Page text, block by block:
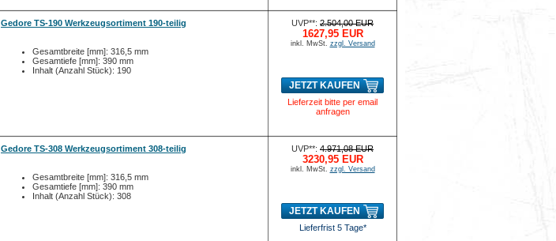
Gedore TS-190 Werkzeugsortiment 190-teilig
Gesamtbreite [mm]: 316,5 mm
Gesamtiefe [mm]: 390 mm
Inhalt (Anzahl Stück): 190
UVP**: 2.504,00 EUR
1627,95 EUR
inkl. MwSt. zzgl. Versand
JETZT KAUFEN
Lieferzeit bitte per email
anfragen
Gedore TS-308 Werkzeugsortiment 308-teilig
Gesamtbreite [mm]: 316,5 mm
Gesamtiefe [mm]: 390 mm
Inhalt (Anzahl Stück): 308
UVP**: 4.971,08 EUR
3230,95 EUR
inkl. MwSt. zzgl. Versand
JETZT KAUFEN
Lieferfrist 5 Tage*